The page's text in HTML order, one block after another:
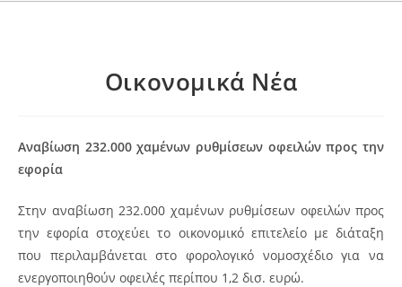
Οικονομικά Νέα
Αναβίωση 232.000 χαμένων ρυθμίσεων οφειλών προς την
εφορία
Στην αναβίωση 232.000 χαμένων ρυθμίσεων οφειλών προς
την εφορία στοχεύει το οικονομικό επιτελείο με διάταξη
που περιλαμβάνεται στο φορολογικό νομοσχέδιο για να
ενεργοποιηθούν οφειλές περίπου 1,2 δισ. ευρώ.